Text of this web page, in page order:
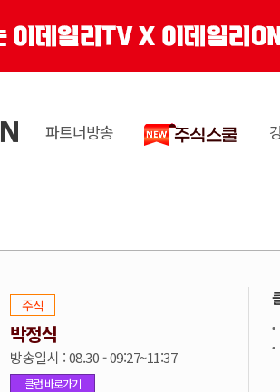
파트너방송
주식
박정식
방송일시 : 08.30 - 09:27~11:37
클럽 바로가기